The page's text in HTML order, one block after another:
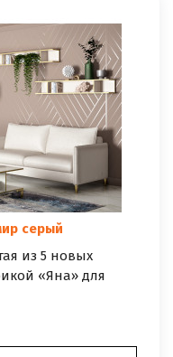
серый
из 5 новых
«Яна» для